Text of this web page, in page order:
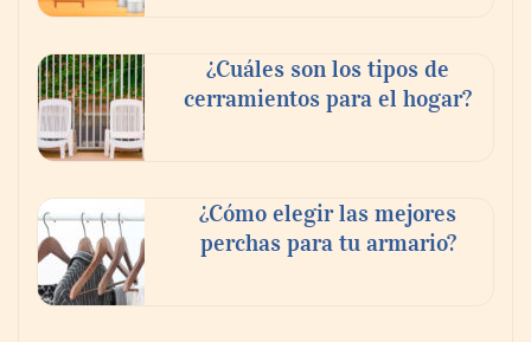
¿Cuáles son los tipos de
cerramientos para el hogar?
¿Cómo elegir las mejores
perchas para tu armario?